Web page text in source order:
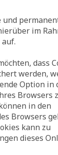
im
dass
werden,
Option in
Browsers
in den
Browsers
kann zu
dieses